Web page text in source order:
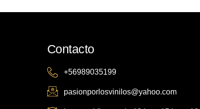
Contacto
+56989035199
pasionporlosvinilos@yahoo.com